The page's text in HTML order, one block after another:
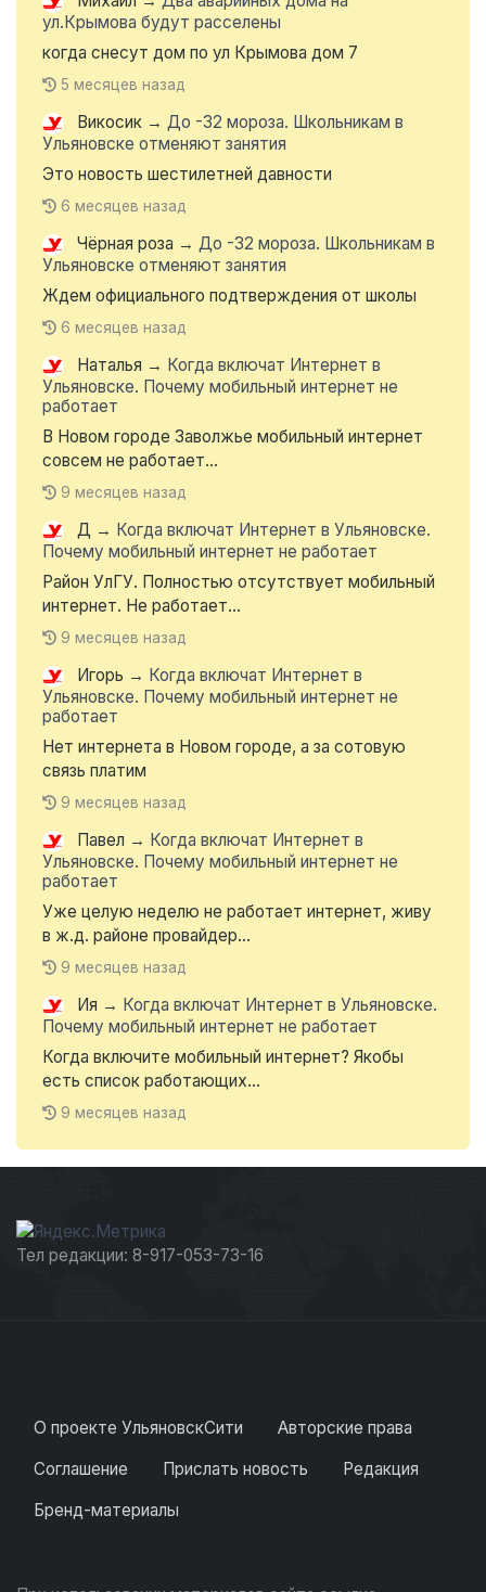
ул.Крымова будут расселены
когда снесут дом по ул Крымова дом 7
5 месяцев назад
Викосик → До -32 мороза. Школьникам в
Ульяновске отменяют занятия
Это новость шестилетней давности
6 месяцев назад
Чёрная роза → До -32 мороза. Школьникам в
Ульяновске отменяют занятия
Ждем официального подтверждения от школы
6 месяцев назад
Наталья → Когда включат Интернет в
Ульяновске. Почему мобильный интернет не
работает
В Новом городе Заволжье мобильный интернет
совсем не работает...
9 месяцев назад
Д → Когда включат Интернет в Ульяновске.
Почему мобильный интернет не работает
Район УлГУ. Полностью отсутствует мобильный
интернет. Не работает...
9 месяцев назад
Игорь → Когда включат Интернет в
Ульяновске. Почему мобильный интернет не
работает
Нет интернета в Новом городе, а за сотовую
связь платим
9 месяцев назад
Павел → Когда включат Интернет в
Ульяновске. Почему мобильный интернет не
работает
Уже целую неделю не работает интернет, живу
в ж.д. районе провайдер...
9 месяцев назад
Ия → Когда включат Интернет в Ульяновске.
Почему мобильный интернет не работает
Когда включите мобильный интернет? Якобы
есть список работающих...
9 месяцев назад
Тел редакции: 8-917-053-73-16
О проекте УльяновскСити
Авторские права
Соглашение
Прислать новость
Редакция
Бренд-материалы